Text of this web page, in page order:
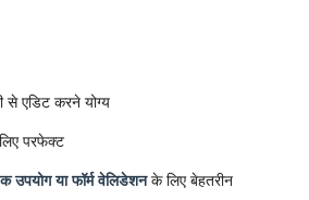
से एडिट करने योग्य
परफेक्ट
उपयोग या फॉर्म वेलिडेशनके लिए बेहतरीन